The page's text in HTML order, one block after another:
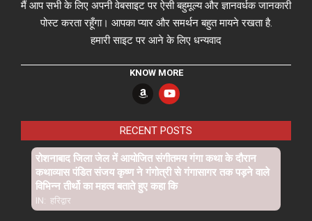
मैं आप सभी के लिए अपनी वेबसाइट पर ऐसी बहुमूल्य और ज्ञानवर्धक जानकारी
पोस्ट करता रहूँगा। आपका प्यार और समर्थन बहुत मायने रखता है.
हमारी साइट पर आने के लिए धन्यवाद
KNOW MORE
RECENT POSTS
रोशनाबाद जिला जेल में आयोजित संगीतमय गंगा कथा के दौरान
कथाव्यास पंडित संजय कृष्ण ने गंगोत्री से गंगासागर तक पड़ने वाले
विभिन्न तीर्थो का महत्व बताते हुए कहा कि
IN: हरिद्वार